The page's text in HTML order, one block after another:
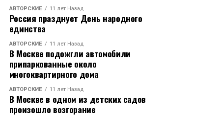
АВТОРСКИЕ 11 лет Назад
Россия празднует День народного
единства
АВТОРСКИЕ 11 лет Назад
В Москве подожгли автомобили
припаркованные около
многоквартирного дома
АВТОРСКИЕ 11 лет Назад
В Москве в одном из детских садов
произошло возгорание